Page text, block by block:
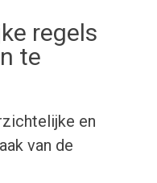
regels
te
en
van de